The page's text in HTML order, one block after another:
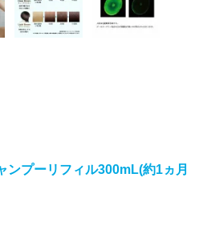
ンプーリフィル300mL(約1ヵ月